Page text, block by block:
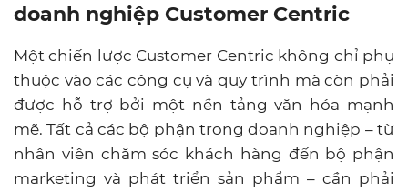
doanh nghiệp Customer Centric
Một chiến lược Customer Centric không chỉ phụ
thuộc vào các công cụ và quy trình mà còn phải
được hỗ trợ bởi một nền tảng văn hóa mạnh
mẽ. Tất cả các bộ phận trong doanh nghiệp – từ
nhân viên chăm sóc khách hàng đến bộ phận
marketing và phát triển sản phẩm – cần phải